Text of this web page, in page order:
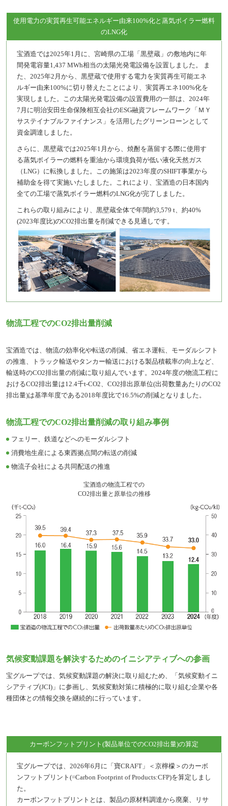
使用電力の実質再生可能エネルギー由来100%化と蒸気ボイラー燃料
のLNG化
宝酒造では2025年1月に、宮崎県の工場「黒壁蔵」の敷地内に年
間発電容量1,437 MWh相当の太陽光発電設備を設置しました。 ま
た、2025年2月から、黒壁蔵で使用する電力を実質再生可能エネ
ルギー由来100%に切り替えたことにより、実質再エネ100%化を
実現しました。この太陽光発電設備の設置費用の一部は、2024年
7月に明治安田生命保険相互会社のESG融資フレームワーク「ＭＹ
サステイナブルファイナンス」を活用したグリーンローンとして
資金調達しました。
さらに、黒壁蔵では2025年1月から、焼酎を蒸留する際に使用す
る蒸気ボイラーの燃料を重油から環境負荷が低い液化天然ガス
（LNG）に転換しました。この施策は2023年度のSHIFT事業から
補助金を得て実施いたしました。これにより、宝酒造の日本国内
全ての工場で蒸気ボイラー燃料のLNG化が完了しました。
これらの取り組みにより、黒壁蔵全体で年間約3,579 t、約40%
(2023年度比)のCO2排出量を削減できる見通しです。
物流工程でのCO2排出量削減
宝酒造では、物流の効率化や転送の削減、省エネ運転、モーダルシフト
の推進、トラック輸送やタンカー輸送における製品積載率の向上など、
輸送時のCO2排出量の削減に取り組んでいます。2024年度の物流工程に
おけるCO2排出量は12.4千t-CO2、CO2排出原単位(出荷数量あたりのCO2
排出量)は基準年度である2018年度比で16.5%の削減となりました。
物流工程でのCO2排出量削減の取り組み事例
フェリー、鉄道などへのモーダルシフト
消費地生産による東西拠点間の転送の削減
物流子会社による共同配送の推進
宝酒造の物流工程での
CO2排出量と原単位の推移
気候変動課題を解決するためのイニシアティブへの参画
宝グループでは、気候変動課題の解決に取り組むため、「気候変動イニ
シアティブ(JCI)」に参画し、気候変動対策に積極的に取り組む企業や各
種団体との情報交換を継続的に行っています。
カーボンフットプリント(製品単位でのCO2排出量)の算定
宝グループでは、2026年6月に「寶CRAFT」＜京檸檬＞のカーボ
ンフットプリント(=Carbon Footprint of Products:CFP)を算定しまし
た。
カーボンフットプリントとは、製品の原材料調達から廃棄、リサ